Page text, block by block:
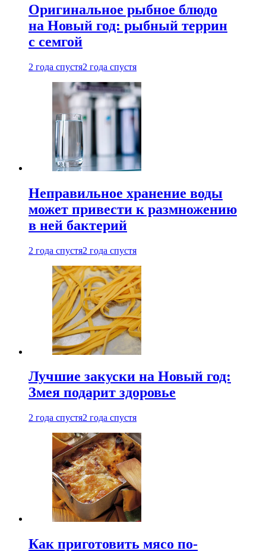
Оригинальное рыбное блюдо
на Новый год: рыбный террин
с семгой
2 года спустя2 года спустя
Неправильное хранение воды
может привести к размножению
в ней бактерий
2 года спустя2 года спустя
Лучшие закуски на Новый год:
Змея подарит здоровье
2 года спустя2 года спустя
Как приготовить мясо по-